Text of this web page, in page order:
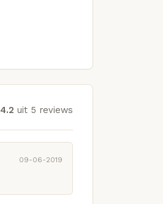
4.2 uit 5 reviews
09-06-2019